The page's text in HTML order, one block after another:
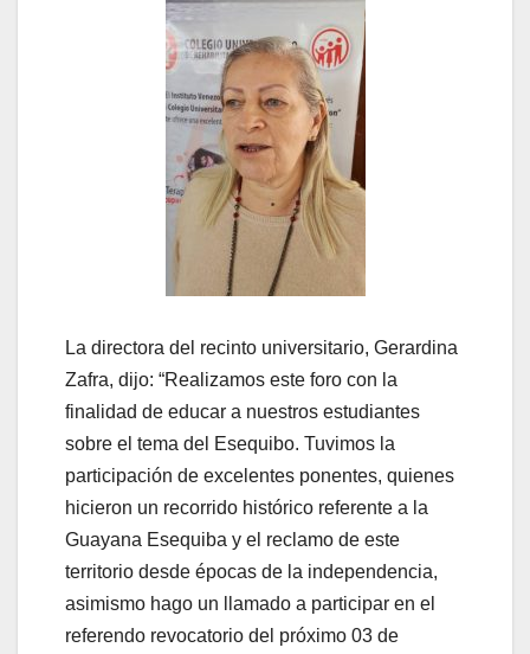
La directora del recinto universitario, Gerardina
Zafra, dijo: “Realizamos este foro con la
finalidad de educar a nuestros estudiantes
sobre el tema del Esequibo. Tuvimos la
participación de excelentes ponentes, quienes
hicieron un recorrido histórico referente a la
Guayana Esequiba y el reclamo de este
territorio desde épocas de la independencia,
asimismo hago un llamado a participar en el
referendo revocatorio del próximo 03 de